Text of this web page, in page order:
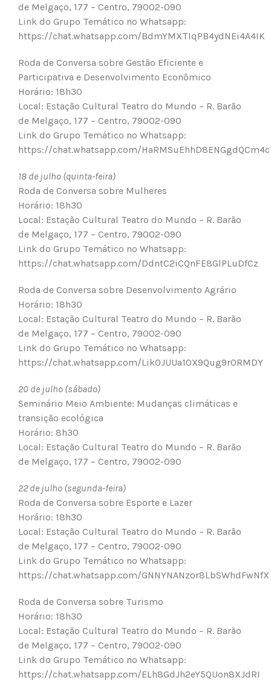
de Melgaço, 177 – Centro, 79002-090
Link do Grupo Temático no Whatsapp:
https://chat.whatsapp.com/BdmYMXTIqPB4ydNEi4A4IK
Roda de Conversa sobre Gestão Eficiente e
Participativa e Desenvolvimento Econômico
Horário: 18h30
Local: Estação Cultural Teatro do Mundo – R. Barão
de Melgaço, 177 – Centro, 79002-090
Link do Grupo Temático no Whatsapp:
https://chat.whatsapp.com/
18 de julho (quinta-feira)
Roda de Conversa sobre Mulheres
Horário: 18h30
Local: Estação Cultural Teatro do Mundo – R. Barão
de Melgaço, 177 – Centro, 79002-090
Link do Grupo Temático no Whatsapp:
https://chat.whatsapp.com/DdntC2iCQnFE8GlPLuDfCz
Roda de Conversa sobre Desenvolvimento Agrário
Horário: 18h30
Local: Estação Cultural Teatro do Mundo – R. Barão
de Melgaço, 177 – Centro, 79002-090
Link do Grupo Temático no Whatsapp:
https://chat.whatsapp.com/Lik0JUUa1OX9Qug9rORMDY
20 de julho (sábado)
Seminário Meio Ambiente: Mudanças climáticas e
transição ecológica
Horário: 8h30
Local: Estação Cultural Teatro do Mundo – R. Barão
de Melgaço, 177 – Centro, 79002-090
22 de julho (segunda-feira)
Roda de Conversa sobre Esporte e Lazer
Horário: 18h30
Local: Estação Cultural Teatro do Mundo – R. Barão
de Melgaço, 177 – Centro, 79002-090
Link do Grupo Temático no Whatsapp:
https://chat.whatsapp.com/GNNYNANzor8LbSWhdFwNfX
Roda de Conversa sobre Turismo
Horário: 18h30
Local: Estação Cultural Teatro do Mundo – R. Barão
de Melgaço, 177 – Centro, 79002-090
Link do Grupo Temático no Whatsapp:
https://chat.whatsapp.com/ELh8GdJh2eY5QUon8XJdRI